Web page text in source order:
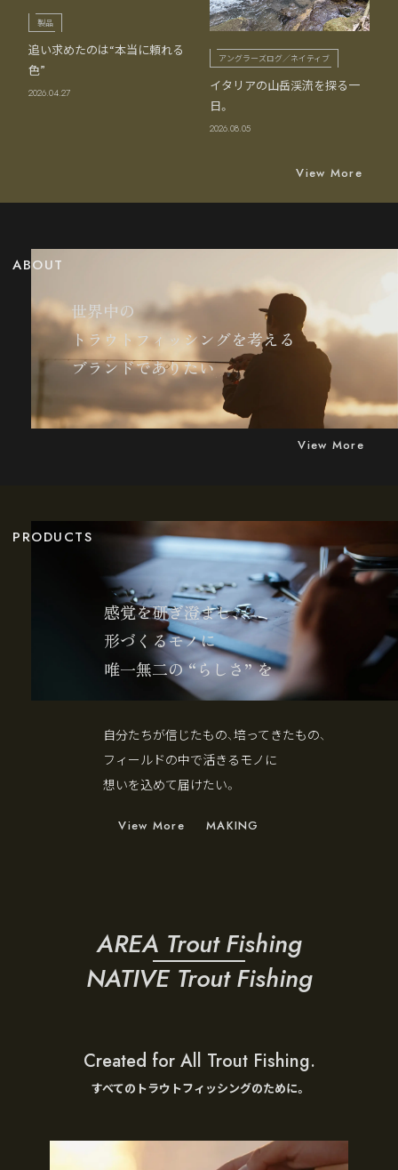
製品
追い求めたのは“本当に頼れる
色”
2026.04.27
アングラーズログ／ネイティブ
イタリアの山岳渓流を探る一
日。
2026.08.05
View More
ABOUT
世界中の
トラウトフィッシングを考える
ブランドでありたい
View More
PRODUCTS
感覚を研ぎ澄まし、
形づくるモノに
唯一無二の “らしさ” を
自分たちが信じたもの、培ってきたもの、
フィールドの中で活きるモノに
想いを込めて届けたい。
View More MAKING
AREA Trout Fishing
NATIVE Trout Fishing
Created for All Trout Fishing.
すべてのトラウトフィッシングのために。